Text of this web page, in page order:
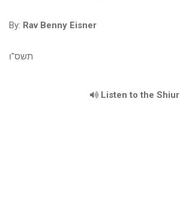
By: Rav Benny Eisner
תשס"ו
Listen to the Shiur